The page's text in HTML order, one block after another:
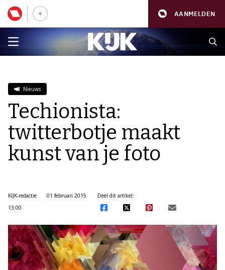
AANMELDEN
Nieuws
Techionista:
twitterbotje maakt
kunst van je foto
KIJK-redactie
01 februari 2015
13:00
Deel dit artikel: